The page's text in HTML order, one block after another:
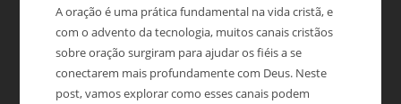
A oração é uma prática fundamental na vida cristã, e
com o advento da tecnologia, muitos canais cristãos
sobre oração surgiram para ajudar os fiéis a se
conectarem mais profundamente com Deus. Neste
post, vamos explorar como esses canais podem